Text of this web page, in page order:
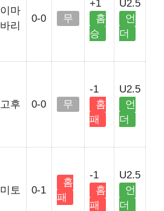
이마
바리
0-0 무
+1
홈
승
U2.5
언
더
고후 0-0 무
-1
홈
패
U2.5
언
더
미토 0-1
홈
패
-1
홈
패
U2.5
언
더